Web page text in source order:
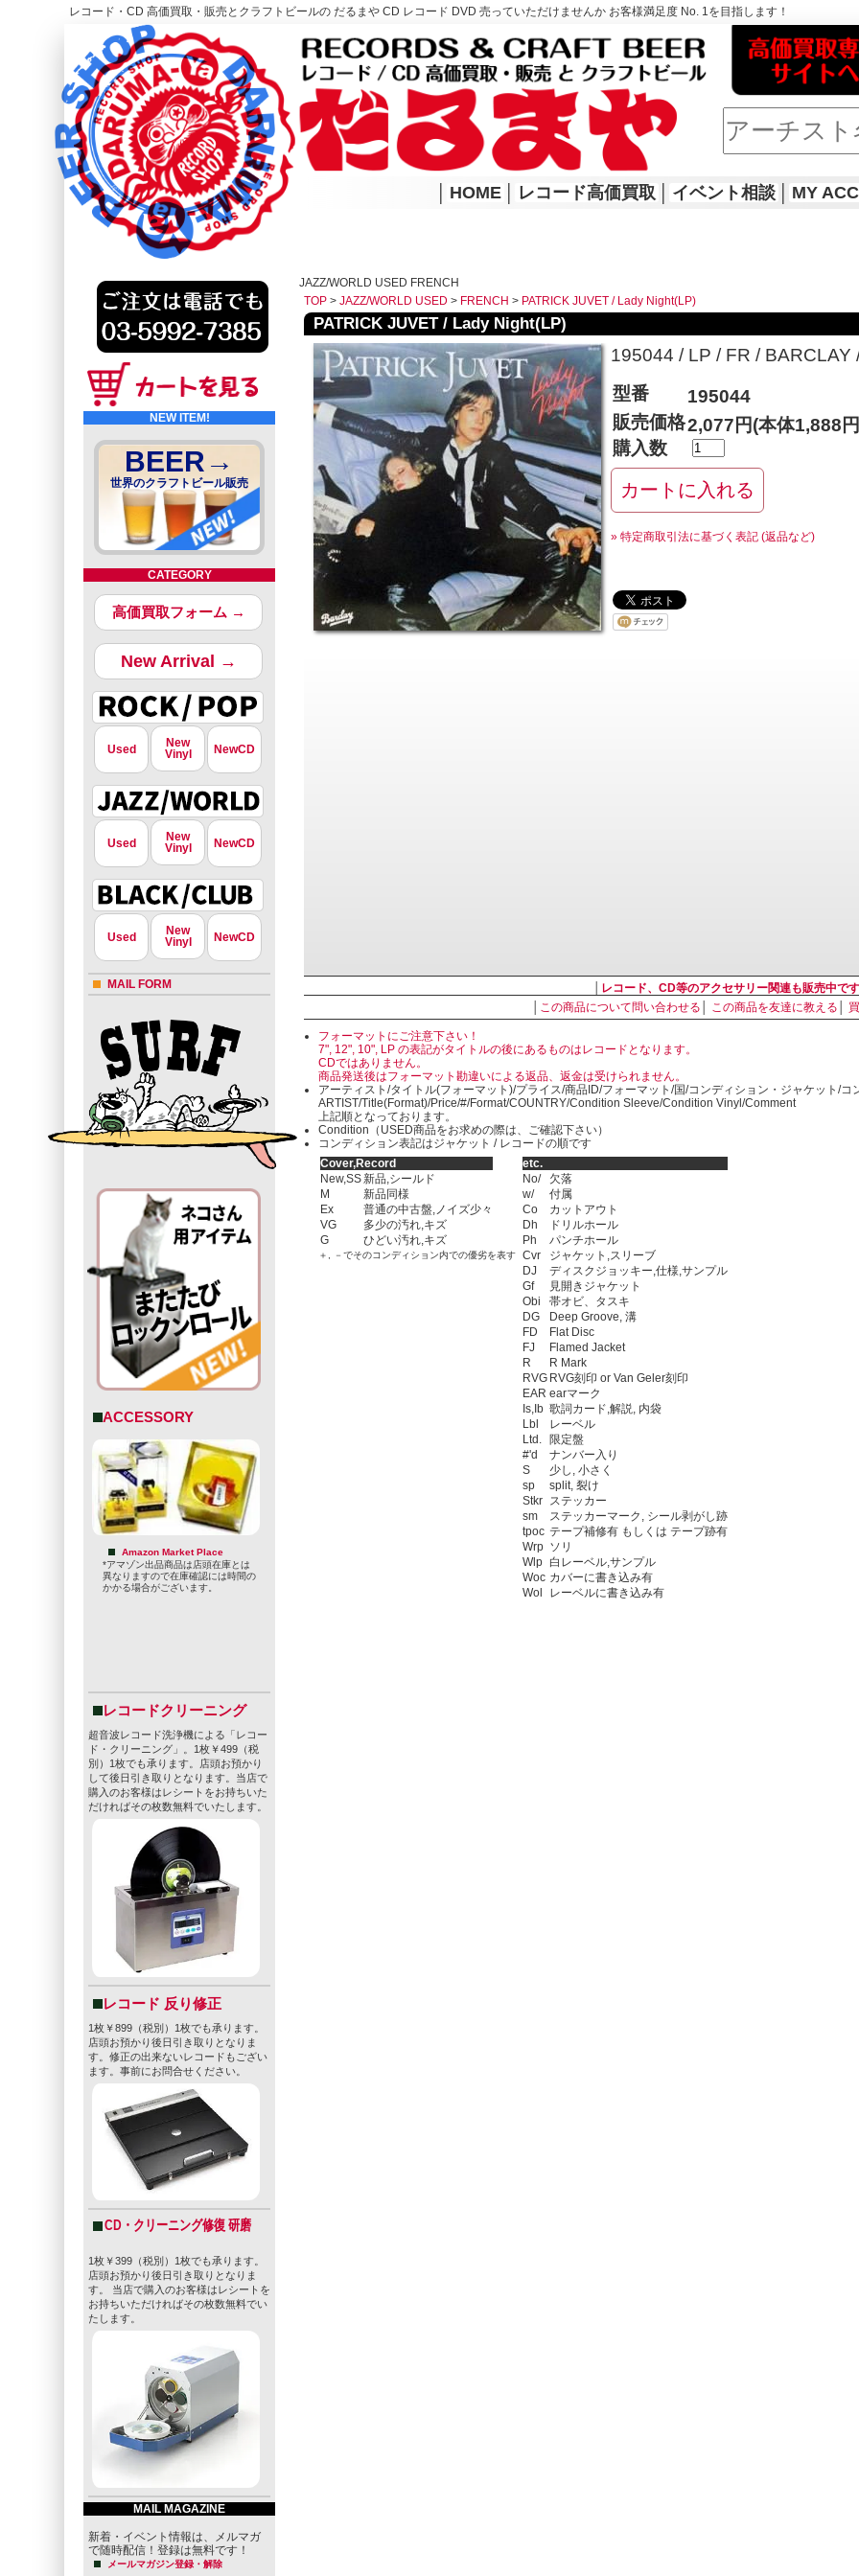
レコード・CD 高価買取・販売とクラフトビールの だるまや CD レコード DVD 売っていただけませんか お客様満足度 No. 1を目指します！
レコード高価買取はこちら
HOME
HOME レコード高価買取 イベント相談 MY
NEW ITEM!
BEER→
世界のクラフトビール販売
CATEGORY
高価買取フォーム →
New Arrival →
Used
New
Vinyl
NewCD
Used
New
Vinyl
NewCD
Used
New
Vinyl
NewCD
MAIL FORM
ACCESSORY
Amazon Market Place
*アマゾン出品商品は店頭在庫とは
異なりますので在庫確認には時間の
かかる場合がございます。
レコードクリーニング
超音波レコード洗浄機による「レコー
ド・クリーニング」。1枚￥499（税
別）1枚でも承ります。店頭お預かり
して後日引き取りとなります。当店で
購入のお客様はレシートをお持ちいた
だければその枚数無料でいたします。
レコード 反り修正
1枚￥899（税別）1枚でも承ります。
店頭お預かり後日引き取りとなりま
す。修正の出来ないレコードもござい
ます。事前にお問合せください。
CD・クリーニング修復 研磨
1枚￥399（税別）1枚でも承ります。
店頭お預かり後日引き取りとなりま
す。 当店で購入のお客様はレシートを
お持ちいただければその枚数無料でい
たします。
MAIL MAGAZINE
新着・イベント情報は、メルマガ
で随時配信！登録は無料です！
メールマガジン登録・解除
JAZZ/WORLD USED FRENCH
TOP > JAZZ/WORLD USED > FRENCH > PATRICK JUVET / Lady Night(LP)
PATRICK JUVET / Lady Night(LP)
195044 / LP / FR / BARCLAY
型番
195044
販売価格2,077円(本体1,888
購入数
» 特定商取引法に基づく表記 (返品など)
レコード、CD等のアクセサリー関連も販売中です
この商品について問い合わせる この商品を友達に教える
フォーマットにご注意下さい！
7", 12", 10", LP の表記がタイトルの後にあるものはレコードとなります。
CDではありません。
商品発送後はフォーマット勘違いによる返品、返金は受けられません。
アーティスト/タイトル(フォーマット)/プライス/商品ID/フォーマット/国/コンディション・ジャケット/コ
ARTIST/Title(Format)/Price/#/Format/COUNTRY/Condition Sleeve/Condition Vinyl/Comment
上記順となっております。
Condition（USED商品をお求めの際は、ご確認下さい）
コンディション表記はジャケット / レコードの順です
Cover,Record
New,SS新品,シールド
M
新品同様
Ex
普通の中古盤,ノイズ少々
VG
多少の汚れ,キズ
G
ひどい汚れ,キズ
＋, －でそのコンディション内での優劣を表す
etc.
No/
欠落
w/
付属
Co
カットアウト
Dh
ドリルホール
Ph
パンチホール
Cvr
ジャケット,スリーブ
DJ
ディスクジョッキー,仕様,サンプル
Gf
見開きジャケット
Obi
帯オビ、タスキ
DG
Deep Groove, 溝
FD
Flat Disc
FJ
Flamed Jacket
R
R Mark
RVG RVG刻印 or Van Geler刻印
EAR earマーク
Is,Ib 歌詞カード,解説, 内袋
Lbl
レーベル
Ltd.
限定盤
#'d
ナンバー入り
S
少し, 小さく
sp
split, 裂け
Stkr ステッカー
sm
ステッカーマーク, シール剥がし跡
tpoc テープ補修有 もしくは テープ跡有
Wrp ソリ
Wlp 白レーベル,サンプル
Woc カバーに書き込み有
Wol
レーベルに書き込み有